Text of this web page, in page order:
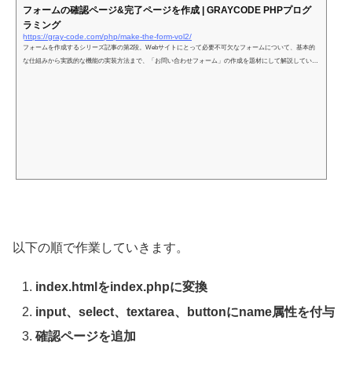
フォームの確認ページ&完了ページを作成 | GRAYCODE PHPプログ
ラミング
https://gray-code.com/php/make-the-form-vol2/
フォームを作成するシリーズ記事の第2段。Webサイトにとって必要不可欠なフォームについて、基本的
な仕組みから実践的な機能の実装方法まで、「お問い合わせフォーム」の作成を題材にして解説していき
以下の順で作業していきます。
index.htmlをindex.phpに変換
input、select、textarea、buttonにname属性を付与
確認ページを追加